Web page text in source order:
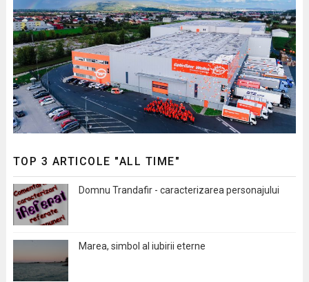
TOP 3 ARTICOLE "ALL TIME"
Domnu Trandafir - caracterizarea personajului
Marea, simbol al iubirii eterne